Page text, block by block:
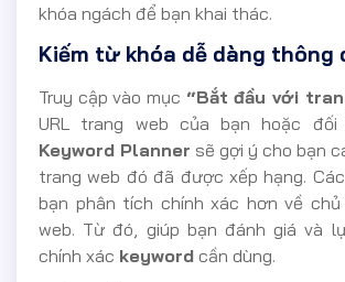
khóa ngách để bạn khai thác.
Kiếm từ khóa dễ dàng thông
Truy cập vào mục “Bắt đầu với
URL trang web của bạn hoặc đối
Keyword Planner sẽ gợi ý cho bạn
trang web đó đã được xếp hạng.
bạn phân tích chính xác hơn về
web. Từ đó, giúp bạn đánh giá và
chính xác keyword cần dùng.